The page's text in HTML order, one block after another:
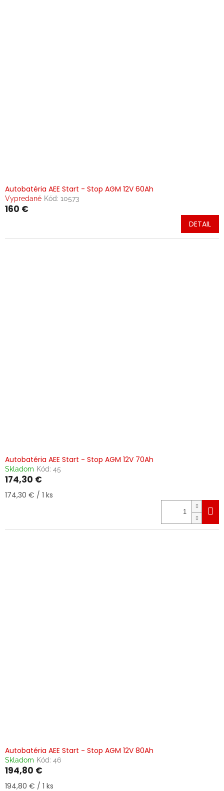
Autobatéria AEE Start - Stop AGM 12V 60Ah
Vypredané Kód: 10573
160 €
DETAIL
Autobatéria AEE Start - Stop AGM 12V 70Ah
Skladom Kód: 45
174,30 €
Jednotková
174,30 € / 1 ks
Autobatéria AEE Start - Stop AGM 12V 80Ah
Skladom Kód: 46
194,80 €
Jednotková
194,80 € / 1 ks